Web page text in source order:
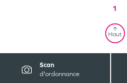
1
Haut
Scan
d'ordonnance